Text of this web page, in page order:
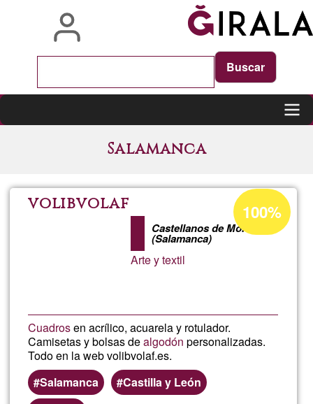
Salamanca
volibvolaf
Castellanos de Moriscos
(Salamanca)
Arte y textil
Cuadrosen acrílico, acuarela y rotulador.
Camisetas y bolsas dealgodón personalizadas.
Todo en la web volibvolaf.es.
Salamanca
Castilla y León
Acceptance
percentage
of
100%